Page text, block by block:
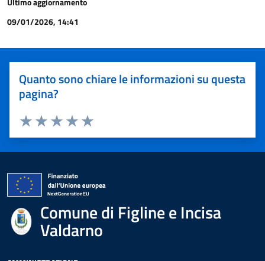
09/01/2026, 14:41
Quanto sono chiare le informazioni su questa
pagina?
Valuta 5 stelle su 5
Valuta 4 stelle su 5
Valuta 3 stelle su 5
Valuta 2 stelle su 5
Valuta 1 stelle su 5
Comune di Figline e Incisa
Valdarno